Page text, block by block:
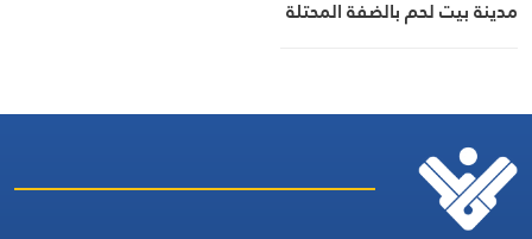
مدينة بيت لحم بالضفة المحتلة